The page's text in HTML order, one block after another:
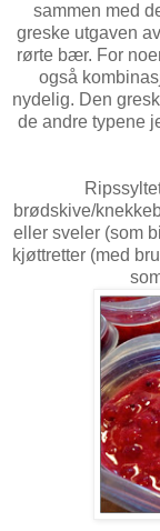
sammen med
greske utgaven
rørte bær. For
også
nydelig. Den
de andre typene
brødskive/
eller sveler (som
kjøttretter (med